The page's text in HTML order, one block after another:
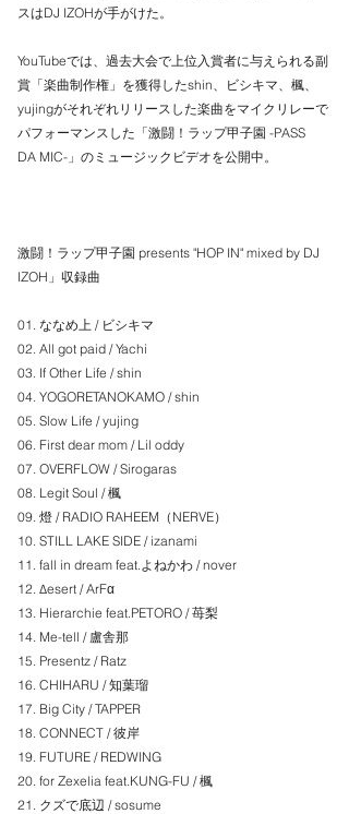
スはDJ IZOHが手がけた。
YouTubeでは、過去大会で上位入賞者に与えられる副
賞「楽曲制作権」を獲得したshin、ビシキマ、楓、
yujingがそれぞれリリースした楽曲をマイクリレーで
パフォーマンスした「激闘！ラップ甲子園 -PASS
DA MIC-」のミュージックビデオを公開中。
激闘！ラップ甲子園 presents "HOP IN" mixed by DJ
IZOH」収録曲
01. ななめ上 / ビシキマ
02. All got paid / Yachi
03. If Other Life / shin
04. YOGORETANOKAMO / shin
05. Slow Life / yujing
06. First dear mom / Lil oddy
07. OVERFLOW / Sirogaras
08. Legit Soul / 楓
09. 燈 / RADIO RAHEEM（NERVE）
10. STILL LAKE SIDE / izanami
11. fall in dream feat.よねかわ / nover
12. Δesert / ArFα
13. Hierarchie feat.PETORO / 苺梨
14. Me-tell / 盧舎那
15. Presentz / Ratz
16. CHIHARU / 知葉瑠
17. Big City / TAPPER
18. CONNECT / 彼岸
19. FUTURE / REDWING
20. for Zexelia feat.KUNG-FU / 楓
21. クズで底辺 / sosume